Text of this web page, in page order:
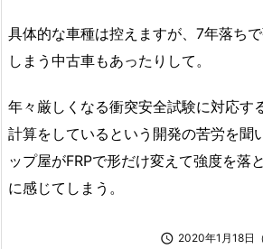
具体的な車種は控えますが、7年落ち
しまう中古車もあったりして。
年々厳しくなる衝突安全試験に対応す
計算をしているという開発の苦労を聞
ップ屋がFRPで形だけ変えて強度を落
に感じてしまう。
 2020年1月18日